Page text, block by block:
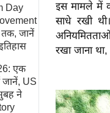
Day
जानें
एक
जानें, US
ने
इस मामले में
साधे रखी
रखा जाना